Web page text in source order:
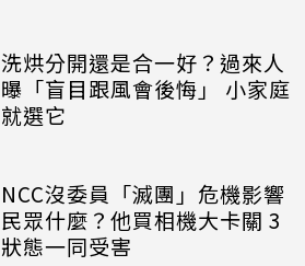
洗烘分開還是合一好？過來人
曝「盲目跟風會後悔」 小家庭
就選它
NCC沒委員「滅團」危機影響
民眾什麼？他買相機大卡關 3
狀態一同受害